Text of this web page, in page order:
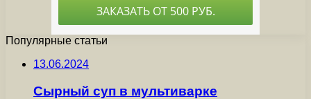
Популярные статьи
13.06.2024
Сырный суп в мультиварке